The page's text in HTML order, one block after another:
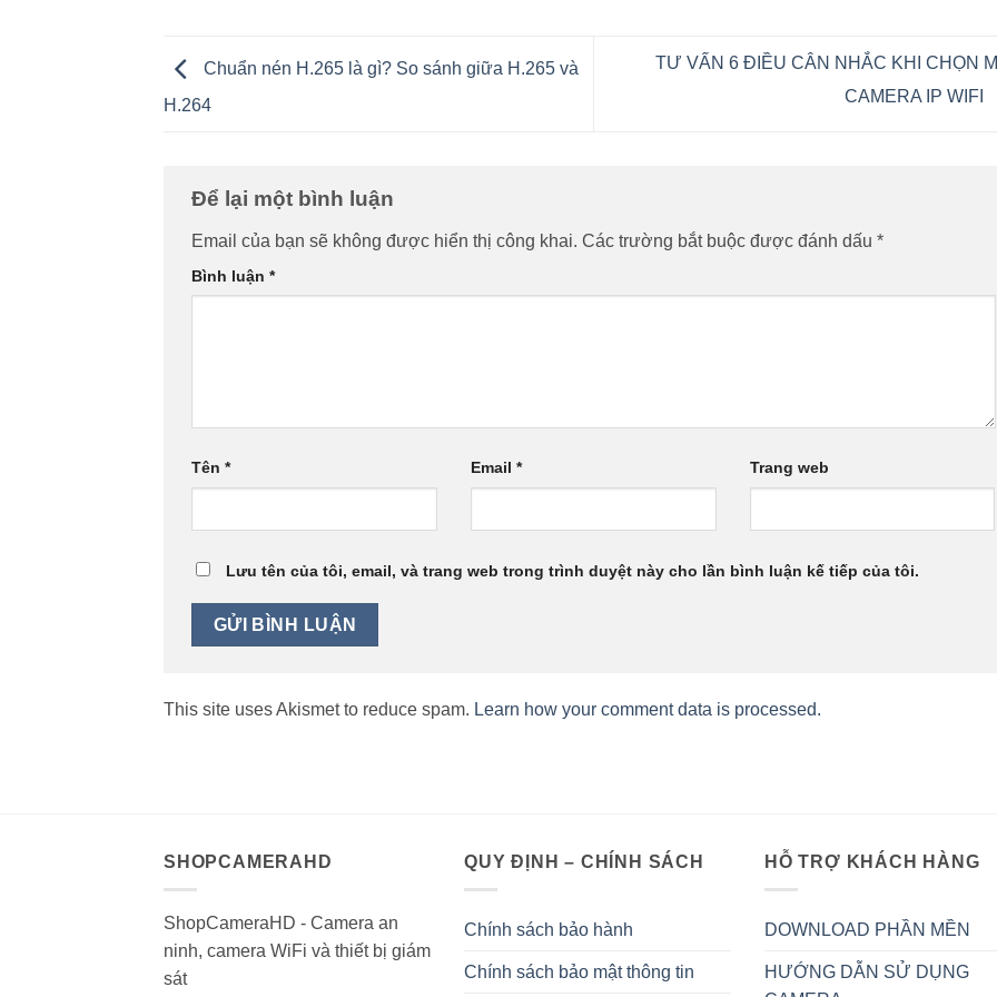
Chuẩn nén H.265 là gì? So sánh giữa H.265 và
H.264
TƯ VẤN 6 ĐIỀU CÂN NHẮC KHI CHỌN
CAMERA IP WIFI
Để lại một bình luận
Email của bạn sẽ không được hiển thị công khai. Các trường bắt buộc được đánh dấu *
Bình luận *
Tên * Email * Trang web
Lưu tên của tôi, email, và trang web trong trình duyệt này cho lần bình luận kế tiếp của tôi.
This site uses Akismet to reduce spam. Learn how your comment data is processed.
SHOPCAMERAHD
ShopCameraHD - Camera an
ninh, camera WiFi và thiết bị giám
sát
QUY ĐỊNH – CHÍNH SÁCH
Chính sách bảo hành
Chính sách bảo mật thông tin
HỖ TRỢ KHÁCH HÀNG
DOWNLOAD PHẦN MỀN
HƯỚNG DẪN SỬ DỤNG